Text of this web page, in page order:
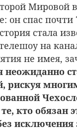
Мировой
он спас почти
стала
на
не имея,
неожиданно
рискуя
кто обязан
исключения